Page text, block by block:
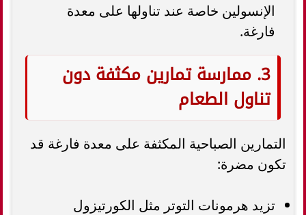
الإنسولين خاصة عند تناولها على معدة
فارغة.
3. ممارسة تمارين مكثفة دون
تناول الطعام
التمارين الصباحية المكثفة على معدة فارغة قد
تكون مضرة:
تزيد هرمونات التوتر مثل الكورتيزول